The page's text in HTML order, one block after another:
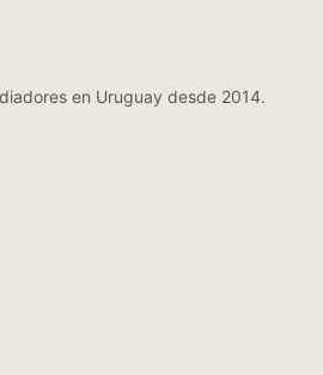
en Uruguay desde 2014.